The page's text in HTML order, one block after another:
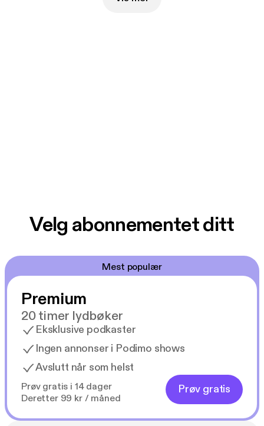
Velg abonnementet ditt
Mest populær
Premium
20 timer lydbøker
Eksklusive podkaster
Ingen annonser i Podimo shows
Avslutt når som helst
Prøv gratis i 14 dager
Deretter 99 kr / måned
Prøv gratis